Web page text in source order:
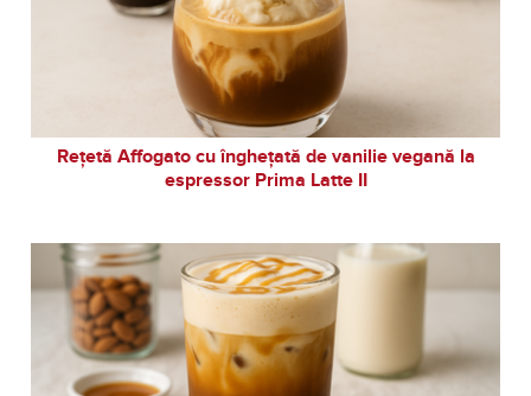
Rețetă Affogato cu înghețată de vanilie vegană la
espressor Prima Latte II